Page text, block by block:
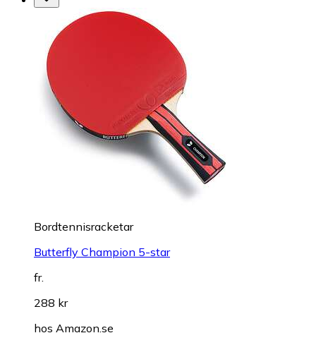
Bordtennisracketar
Butterfly Champion 5-star
fr.
288 kr
hos Amazon.se